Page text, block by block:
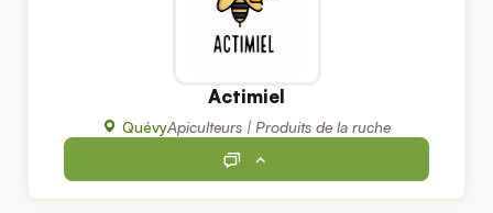
Actimiel
QuévyApiculteurs | Produits de la ruche